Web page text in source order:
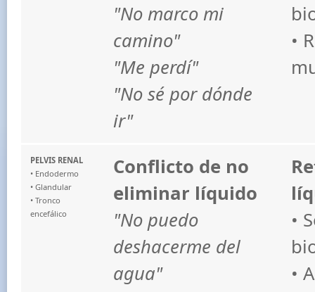
"No marco mi
camino"
"Me perdí"
"No sé por dónde
ir"
•
PELVIS RENAL
• Endodermo
• Glandular
• Tronco
encefálico
Conflicto de no
eliminar líquido
"No puedo
deshacerme del
agua"
•
•